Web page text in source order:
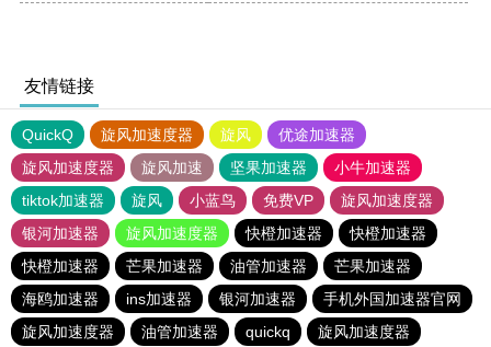
友情链接
QuickQ 旋风加速度器 旋风
优途加速器
旋风加速度器
旋风加速 坚果加速器
小牛加速器
tiktok加速器
旋风 小蓝鸟 免费VP
旋风加速度器
银河加速器
旋风加速度器 快橙加速器
快橙加速器
快橙加速器
芒果加速器 油管加速器
芒果加速器
海鸥加速器
ins加速器 银河加速器
手机外国加速器官网
旋风加速度器
油管加速器 quickq 旋风加速度器